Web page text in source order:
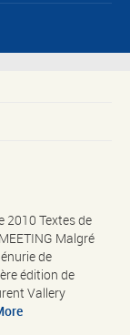
2010 Textes de
Malgré
de
édition de
Vallery